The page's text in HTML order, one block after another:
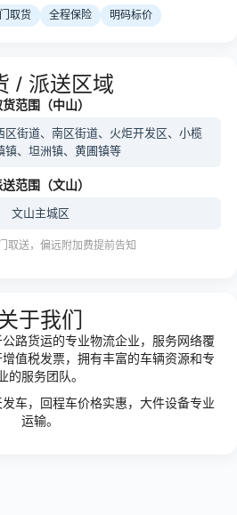
取货 全程保险 明码标价
/ 派送区域
范围（中山）
区街道、南区街道、火炬开发区、小榄
镇、坦洲镇、黄圃镇等
范围（文山）
文山主城区
取送，偏远附加费提前告知
于我们
路货运的专业物流企业，服务网络覆
值税发票，拥有丰富的车辆资源和专
的服务团队。
车，回程车价格实惠，大件设备专业
运输。